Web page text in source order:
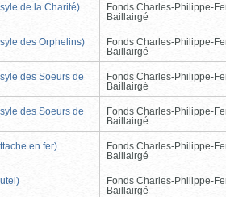
de la Charité)
Fonds Charles-Philippe-
Baillairgé
des Orphelins)
Fonds Charles-Philippe-
Baillairgé
des Soeurs de
Fonds Charles-Philippe-
Baillairgé
des Soeurs de
Fonds Charles-Philippe-
Baillairgé
en fer)
Fonds Charles-Philippe-
Baillairgé
Fonds Charles-Philippe-
Baillairgé